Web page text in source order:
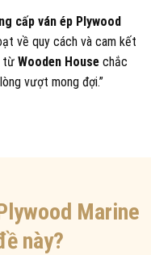
cấp ván ép Plywood
về quy cách và cam kết
từ Wooden House chắc
vượt mong đợi.”
Marine
này?